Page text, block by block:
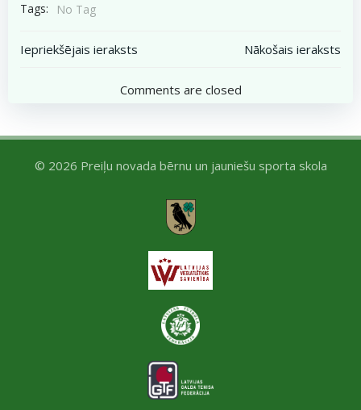
Tags:
No Tag
Post
navigation
Iepriekšējais ieraksts
navigation
Nākošais ieraksts
Comments are closed
© 2026 Preiļu novada bērnu un jauniešu sporta skola